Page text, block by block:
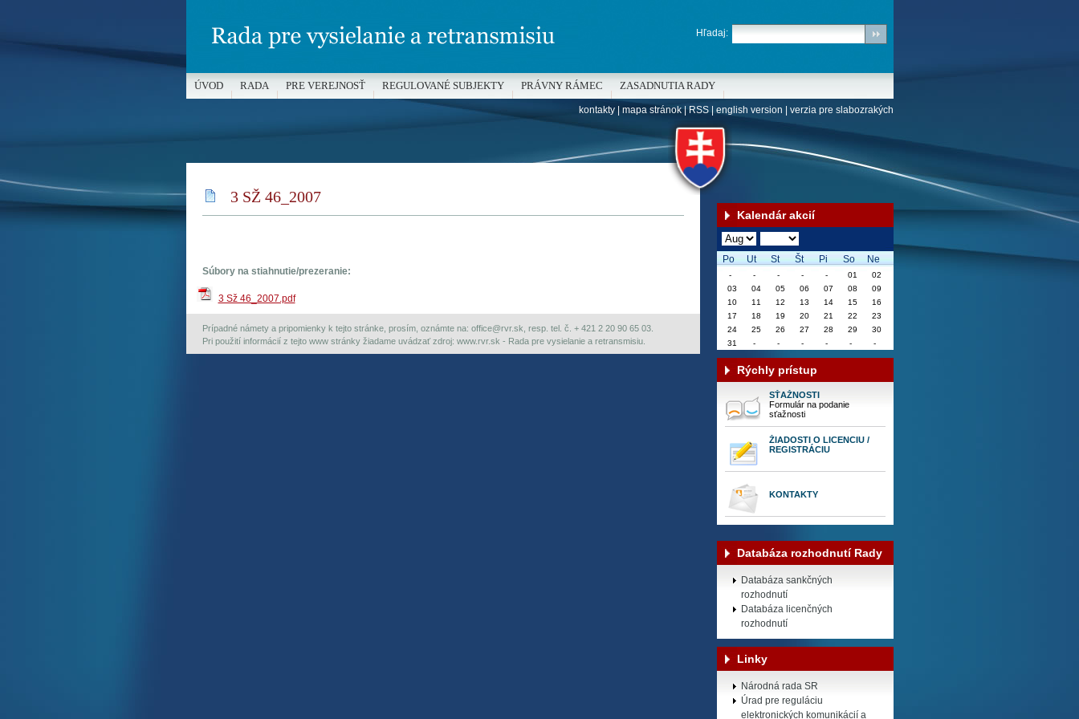
3 SŽ 46_2007
Súbory na stiahnutie/prezeranie:
3 Sž 46_2007.pdf
Prípadné námety a pripomienky k tejto stránke, prosím, oznámte na: office@rvr.sk, resp. tel. č. + 421 2 20 90 65 03.
Pri použití informácií z tejto www stránky žiadame uvádzať zdroj: www.rvr.sk - Rada pre vysielanie a retransmisiu.
Kalendár akcií
Po Ut St Št Pi So Ne
Rýchly prístup
SŤAŽNOSTI
Formulár na podanie
sťažnosti
ŽIADOSTI O LICENCIU /
REGISTRÁCIU
KONTAKTY
Databáza rozhodnutí Rady
Databáza sankčných
rozhodnutí
Databáza licenčných
rozhodnutí
Linky
Národná rada SR
Úrad pre reguláciu
elektronických komunikácií a
Hľadaj:
ÚVOD RADA PRE VEREJNOSŤ REGULOVANÉ SUBJEKTY PRÁVNY RÁMEC ZASADNUTIA RADY
kontakty| mapa stránok|RSS| english version verzia pre slabozrakých